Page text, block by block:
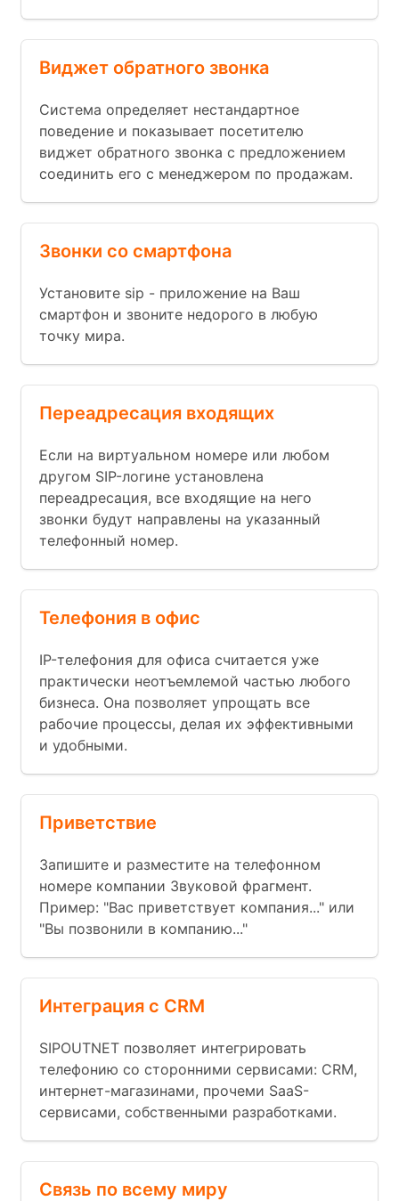
Виджет обратного звонка
Система определяет нестандартное
поведение и показывает посетителю
виджет обратного звонка с предложением
соединить его с менеджером по продажам.
Звонки со смартфона
Установите sip - приложение на Ваш
смартфон и звоните недорого в любую
точку мира.
Переадресация входящих
Если на виртуальном номере или любом
другом SIP-логине установлена
переадресация, все входящие на него
звонки будут направлены на указанный
телефонный номер.
Телефония в офис
IP-телефония для офиса считается уже
практически неотъемлемой частью любого
бизнеса. Она позволяет упрощать все
рабочие процессы, делая их эффективными
и удобными.
Приветствие
Запишите и разместите на телефонном
номере компании Звуковой фрагмент.
Пример: "Вас приветствует компания..." или
"Вы позвонили в компанию..."
Интеграция с CRM
SIPOUTNET позволяет интегрировать
телефонию со сторонними сервисами: CRM,
интернет-магазинами, прочеми SaaS-
сервисами, собственными разработками.
Связь по всему миру